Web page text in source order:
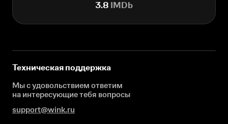
3.8 IMDb
Техническая поддержка
Мы с удовольствием ответим
на интересующиетебя вопросы
support@wink.ru